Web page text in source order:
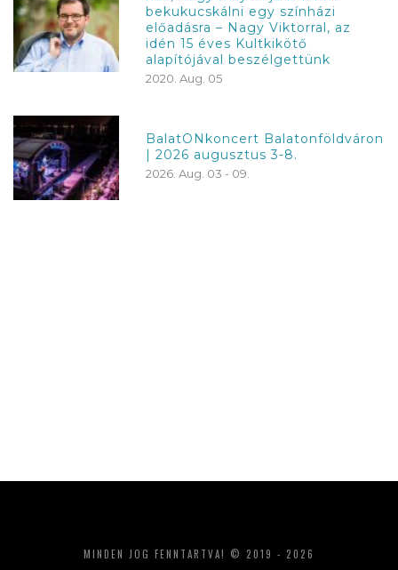
bekukucskálni egy színházi
előadásra – Nagy Viktorral, az
idén 15 éves Kultkikötő
alapítójával beszélgettünk
2020. Aug. 05
BalatONkoncert Balatonföldváron
| 2026 augusztus 3-8.
2026. Aug. 03 - 09.
MINDEN JOG FENNTARTVA! © 2019 - 2026